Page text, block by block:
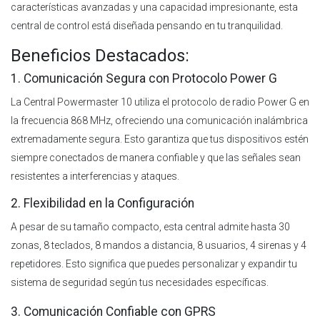
características avanzadas y una capacidad impresionante, esta
central de control está diseñada pensando en tu tranquilidad.
Beneficios Destacados:
1. Comunicación Segura con Protocolo Power G
La Central Powermaster 10 utiliza el protocolo de radio Power G en
la frecuencia 868 MHz, ofreciendo una comunicación inalámbrica
extremadamente segura. Esto garantiza que tus dispositivos estén
siempre conectados de manera confiable y que las señales sean
resistentes a interferencias y ataques.
2. Flexibilidad en la Configuración
A pesar de su tamaño compacto, esta central admite hasta 30
zonas, 8 teclados, 8 mandos a distancia, 8 usuarios, 4 sirenas y 4
repetidores. Esto significa que puedes personalizar y expandir tu
sistema de seguridad según tus necesidades específicas.
3. Comunicación Confiable con GPRS